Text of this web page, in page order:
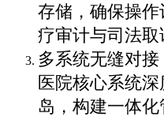
存储，确保操
疗审计与司法取
多系统无缝对接
医院核心系统
岛，构建一体化